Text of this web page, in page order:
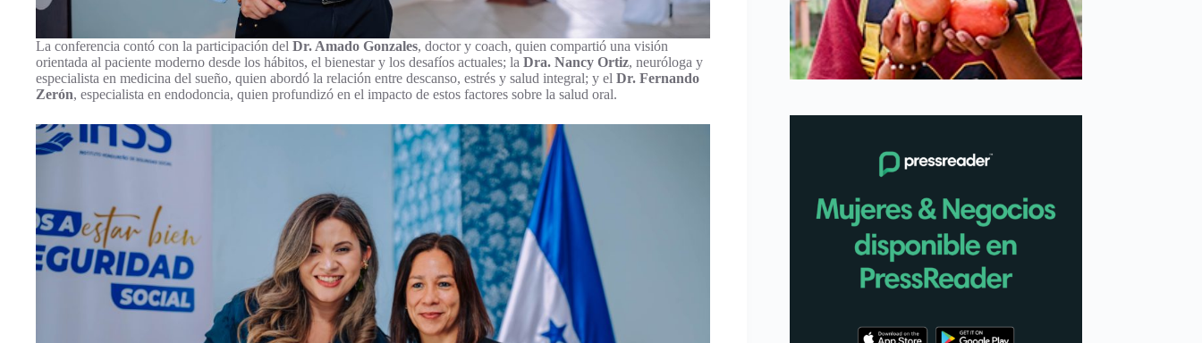
La conferencia contó con la participación del Dr. Amado Gonzales, doctor y coach, quien compartió una visión
orientada al paciente moderno desde los hábitos, el bienestar y los desafíos actuales; la Dra. Nancy Ortiz, neuróloga y
especialista en medicina del sueño, quien abordó la relación entre descanso, estrés y salud integral; y el Dr. Fernando
Zerón, especialista en endodoncia, quien profundizó en el impacto de estos factores sobre la salud oral.